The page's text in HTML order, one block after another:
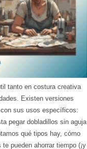
tanto en costura creativa
Existen versiones
sus usos específicos:
pegar dobladillos sin aguja
qué tipos hay, cómo
pueden ahorrar tiempo (¡y